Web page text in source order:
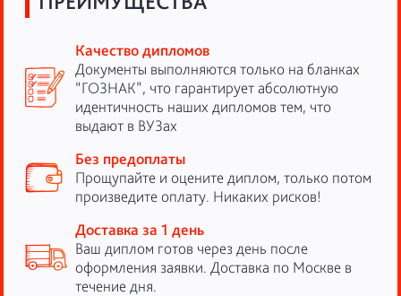
Качество дипломов
Документы выполняются только на бланках
“ГОЗНАК”, что гарантирует абсолютную
идентичность наших дипломов тем, что
выдают в ВУЗах
Без предоплаты
Прощупайте и оцените диплом, только потом
произведите оплату. Никаких рисков!
Доставка за 1 день
Ваш диплом готов через день после
оформления заявки. Доставка по Москве в
течение дня.